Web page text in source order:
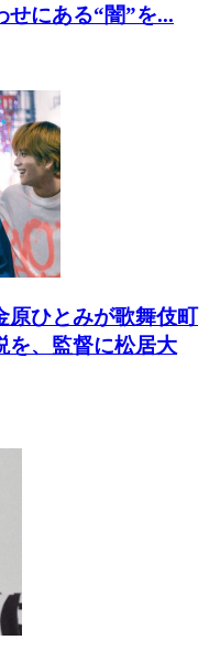
せにある“闇”を...
原ひとみが歌舞伎町
を、監督に松居大